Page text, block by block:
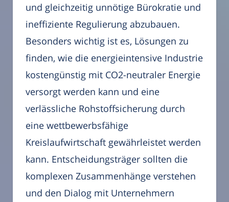
und gleichzeitig unnötige Bürokratie und
ineffiziente Regulierung abzubauen.
Besonders wichtig ist es, Lösungen zu
finden, wie die energieintensive Industrie
kostengünstig mit CO2-neutraler Energie
versorgt werden kann und eine
verlässliche Rohstoffsicherung durch
eine wettbewerbsfähige
Kreislaufwirtschaft gewährleistet werden
kann. Entscheidungsträger sollten die
komplexen Zusammenhänge verstehen
und den Dialog mit Unternehmern